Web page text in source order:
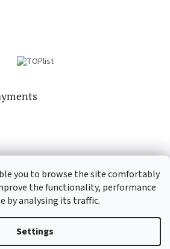
you to browse the site comfortably
the functionality, performance
by analysing its traffic.
Settings
CD-hudba.cz
Created by Shoptet